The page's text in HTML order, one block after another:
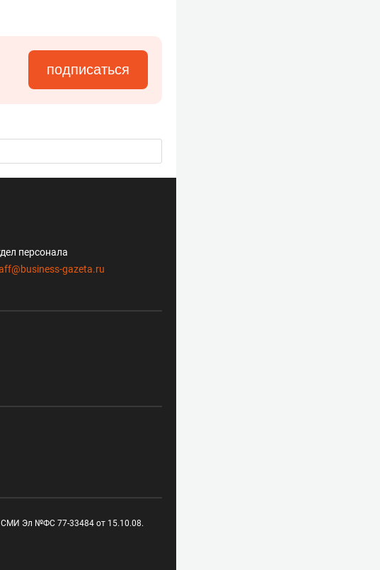
подписаться
персонала
gazeta.ru
СМИ Эл №ФС 77-33484 от 15.10.08.